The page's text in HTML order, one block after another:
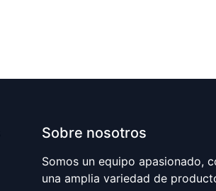
Sobre nosotros
Somos un equipo apasionado,
una amplia variedad de